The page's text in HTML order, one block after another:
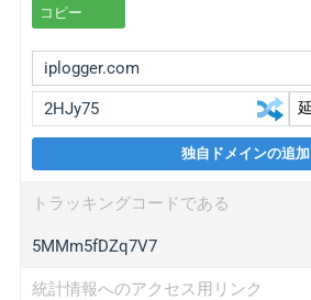
コピー
wl.gl
ed.tc
bc.ax
独自ドメインの追加
トラッキングコードである
5MMm5fDZq7V7
統計情報へのアクセス用リンク